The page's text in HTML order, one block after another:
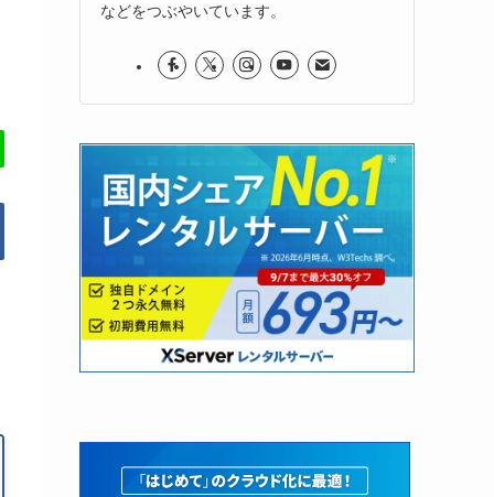
などをつぶやいています。